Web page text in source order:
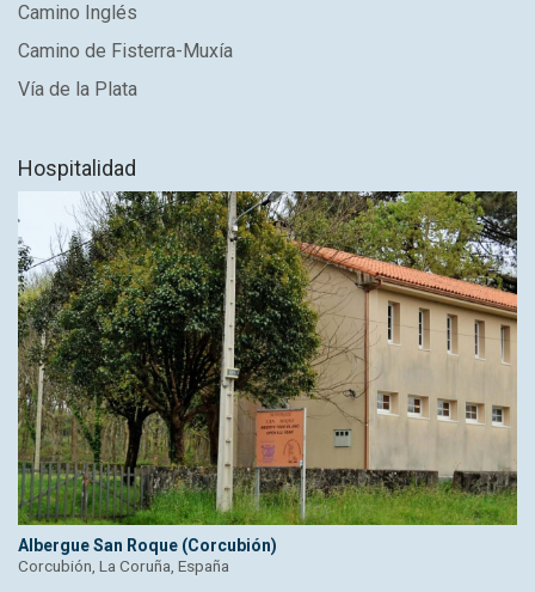
Camino Inglés
Camino de Fisterra-Muxía
Vía de la Plata
Hospitalidad
Albergue San Roque (Corcubión)
Corcubión, La Coruña, España